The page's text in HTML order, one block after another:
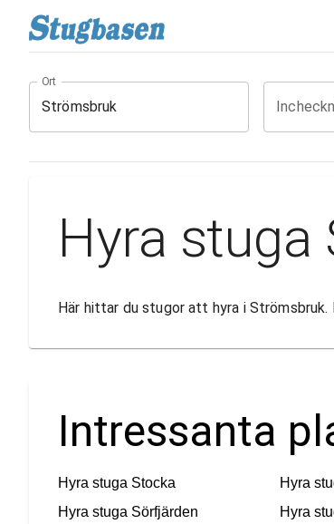
Ort
Hyra
Här hittar du stugor att hyra i
Intressanta
Hyra stuga Stocka Hyra
Hyra stuga Sörfjärden Hyra